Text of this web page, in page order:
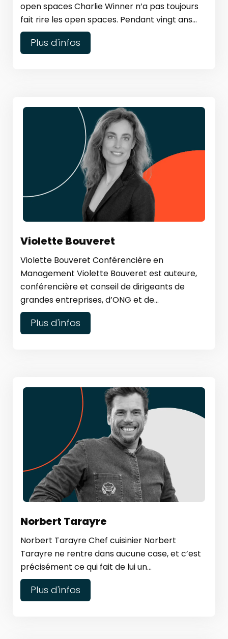
open spaces Charlie Winner n’a pas toujours
fait rire les open spaces. Pendant vingt ans...
Plus d'infos
Violette Bouveret
Violette Bouveret Conférencière en
Management Violette Bouveret est auteure,
conférencière et conseil de dirigeants de
grandes entreprises, d’ONG et de...
Plus d'infos
Norbert Tarayre
Norbert Tarayre Chef cuisinier Norbert
Tarayre ne rentre dans aucune case, et c’est
précisément ce qui fait de lui un...
Plus d'infos